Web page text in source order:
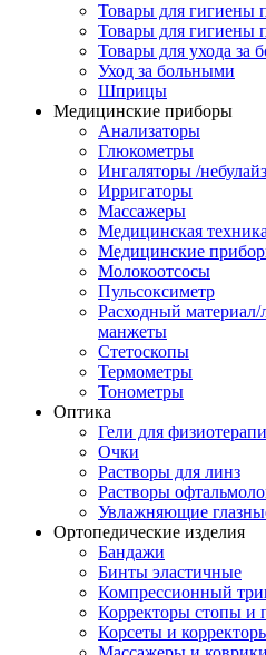
Товары для гигиены
Товары для гигиены
Товары для ухода за
Уход за больными
Шприцы
Медицинские приборы
Анализаторы
Глюкометры
Ингаляторы /
Ирригаторы
Массажеры
Медицинская техника
Медицинские
Молокоотсосы
Пульсоксиметр
Расходный материал/
манжеты
Стетоскопы
Термометры
Тонометры
Оптика
Гели для
Очки
Растворы для линз
Растворы
Увлажняющие
Ортопедические изделия
Бандажи
Бинты эластичные
Компрессионный
Корректоры стопы и
Корсеты и